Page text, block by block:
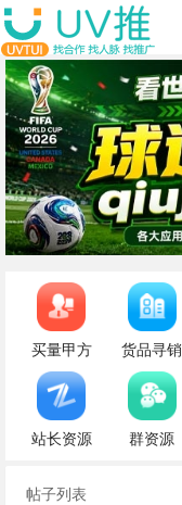
买量甲方 货品寻销
站长资源 群资源
帖子列表